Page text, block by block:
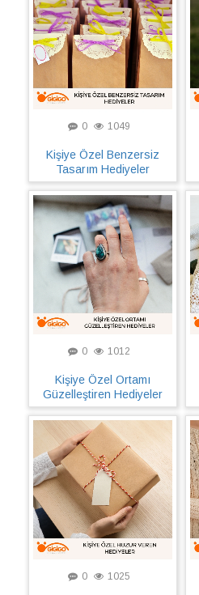
0 1049
Kişiye Özel Benzersiz
Tasarım Hediyeler
0 1012
Kişiye Özel Ortamı
Güzelleştiren Hediyeler
0 1025